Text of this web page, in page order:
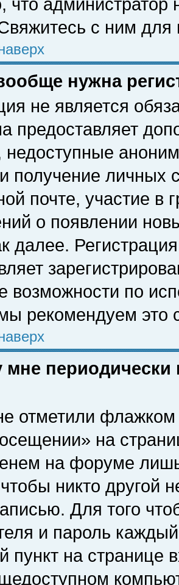
что
с ним для
нужна
не является
предоставляет
недоступные
получение личных
почте, участие в
о появлении
далее.
возможности по
рекомендуем это
мне
отметили флажком
на
на форуме
никто другой
Для того
и пароль
пункт на